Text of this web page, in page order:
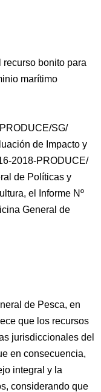
bonito para
marítimo
SG/
de Impacto y
2018-PRODUCE/
de Políticas y
el Informe Nº
General de
de Pesca, en
que los recursos
jurisdiccionales del
en consecuencia,
integral y la
considerando que